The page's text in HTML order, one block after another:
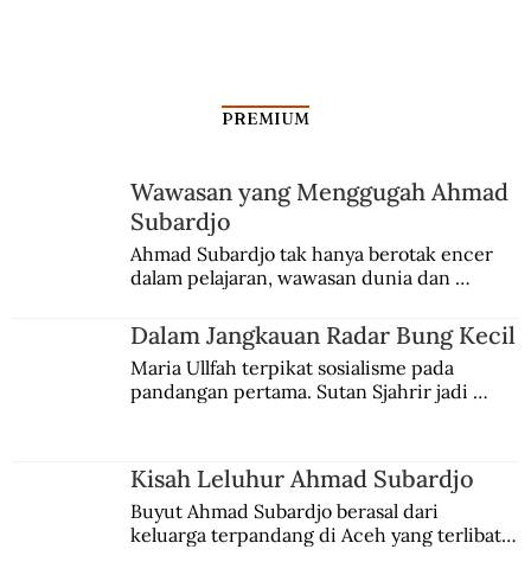
Upaya Raja Kretek Mengatasi
Pemalsuan Rokoknya
PREMIUM
Wawasan yang Menggugah Ahmad
Subardjo
Ahmad Subardjo tak hanya berotak encer
dalam pelajaran, wawasan dunia dan
Jules Verne, Multatuli, hingga Sun Yat-sen.
Dalam Jangkauan Radar Bung Kecil
Maria Ullfah terpikat sosialisme pada
pandangan pertama. Sutan Sjahrir jadi
Kisah Leluhur Ahmad Subardjo
Buyut Ahmad Subardjo berasal dari
keluarga terpandang di Aceh yang terlibat